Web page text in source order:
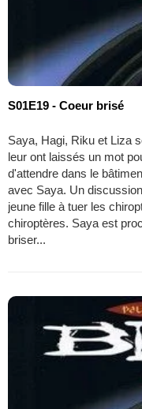
S01E19 - Coeur brisé
Saya, Hagi, Riku et Liza
leur ont laissés un mot
d'attendre dans le
avec Saya. Un
jeune fille à tuer les
chiroptères. Saya est
briser...